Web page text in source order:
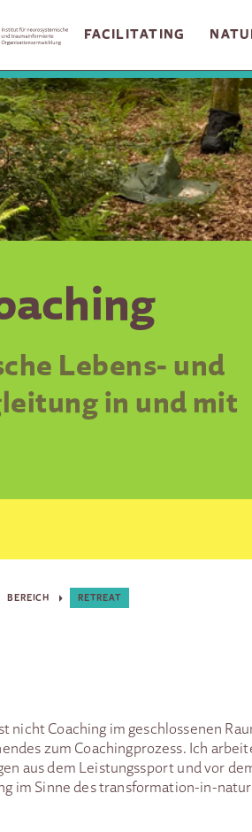
FACILITATING
Lebens- und
in und mit
BEREICH RETREAT
nicht Coaching im geschlossenen
zum Coachingprozess. Ich
aus dem Leistungssport und vor
im Sinne des transformation-in-